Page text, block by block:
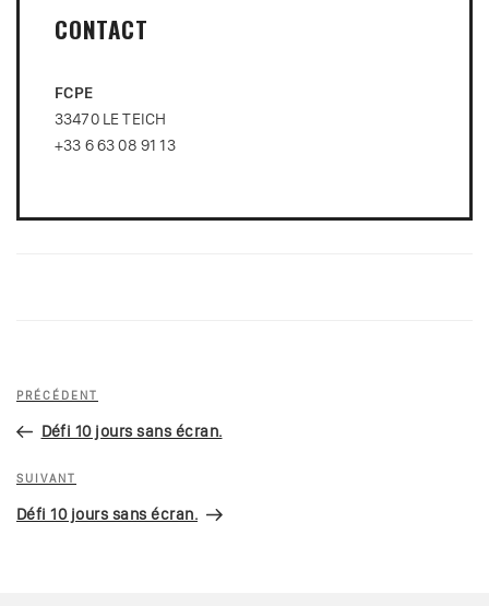
CONTACT
FCPE
33470 LE TEICH
+33 6 63 08 91 13
Navigation
l’article
Article
précédent
PRÉCÉDENT
Défi 10 jours sans écran.
Article
suivant
SUIVANT
Défi 10 jours sans écran.